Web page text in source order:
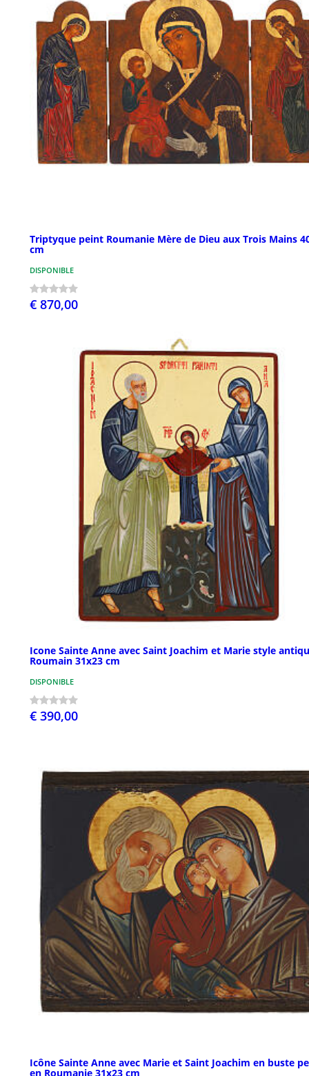
Triptyque peint Roumanie Mère de Dieu aux Trois Mains
cm
DISPONIBLE
€ 870,00
Icone Sainte Anne avec Saint Joachim et Marie style
Roumain 31x23 cm
DISPONIBLE
€ 390,00
Icône Sainte Anne avec Marie et Saint Joachim en buste
en Roumanie 31x23 cm